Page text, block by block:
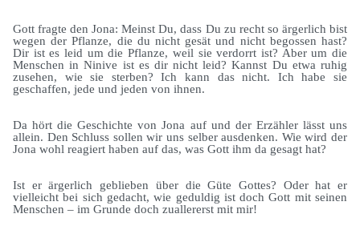
Gott fragte den Jona: Meinst Du, dass Du zu recht so ärgerlich bist
wegen der Pflanze, die du nicht gesät und nicht begossen hast?
Dir ist es leid um die Pflanze, weil sie verdorrt ist? Aber um die
Menschen in Ninive ist es dir nicht leid? Kannst Du etwa ruhig
zusehen, wie sie sterben? Ich kann das nicht. Ich habe sie
geschaffen, jede und jeden von ihnen.
Da hört die Geschichte von Jona auf und der Erzähler lässt uns
allein. Den Schluss sollen wir uns selber ausdenken. Wie wird der
Jona wohl reagiert haben auf das, was Gott ihm da gesagt hat?
Ist er ärgerlich geblieben über die Güte Gottes? Oder hat er
vielleicht bei sich gedacht, wie geduldig ist doch Gott mit seinen
Menschen – im Grunde doch zuallererst mit mir!